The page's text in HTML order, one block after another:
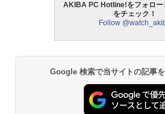
AKIBA PC Hotline!をフォロー
をチェック！
Follow
Google 検索で当サイトの記事